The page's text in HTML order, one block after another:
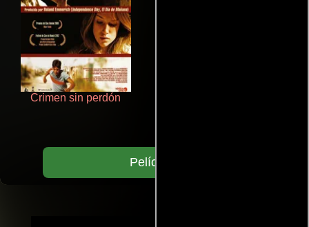
Crimen sin perdón
Películas